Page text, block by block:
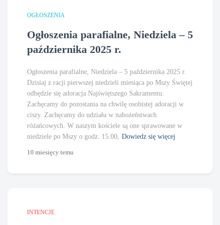
OGŁOSZENIA
Ogłoszenia parafialne, Niedziela – 5
października 2025 r.
Ogłoszenia parafialne, Niedziela – 5 października 2025 r.
Dzisiaj z racji pierwszej niedzieli miesiąca po Mszy Świętej
odbędzie się adoracja Najświętszego Sakramentu.
Zachęcamy do pozostania na chwilę osobistej adoracji w
ciszy. Zachęcamy do udziału w nabożeństwach
różańcowych. W naszym kościele są one sprawowane w
niedziele po Mszy o godz. 15.00, Dowiedz się więcej
10 miesięcy temu
INTENCJE